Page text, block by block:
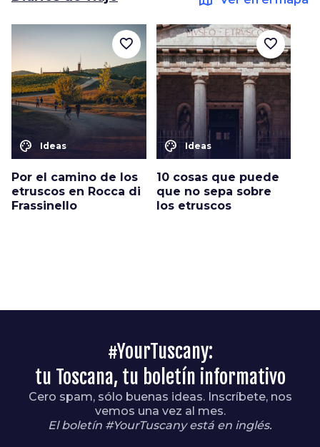
color_lens Ideas
Por el camino de los
etruscos en Rocca di
Frassinello
favorite_border
color_lens Ideas
10 cosas que puede
que no sepa sobre
los etruscos
favorite_border
#YourTuscany:
tu Toscana, tu boletín informativo
Cero spam, sólo buenas ideas. Inscríbete, nos
vemos una vez al mes.
El boletín #YourTuscany está en inglés.